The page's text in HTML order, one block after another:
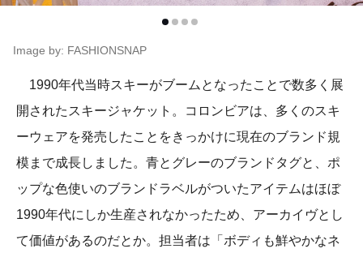
Image by: FASHIONSNAP
1990年代当時スキーがブームとなったことで数多く展
開されたスキージャケット。コロンビアは、多くのスキ
ーウェアを発売したことをきっかけに現在のブランド規
模まで成長しました。青とグレーのブランドタグと、ポ
ップな色使いのブランドラベルがついたアイテムはほぼ
1990年代にしか生産されなかったため、アーカイヴとし
て価値があるのだとか。担当者は「ボディも鮮やかなネ